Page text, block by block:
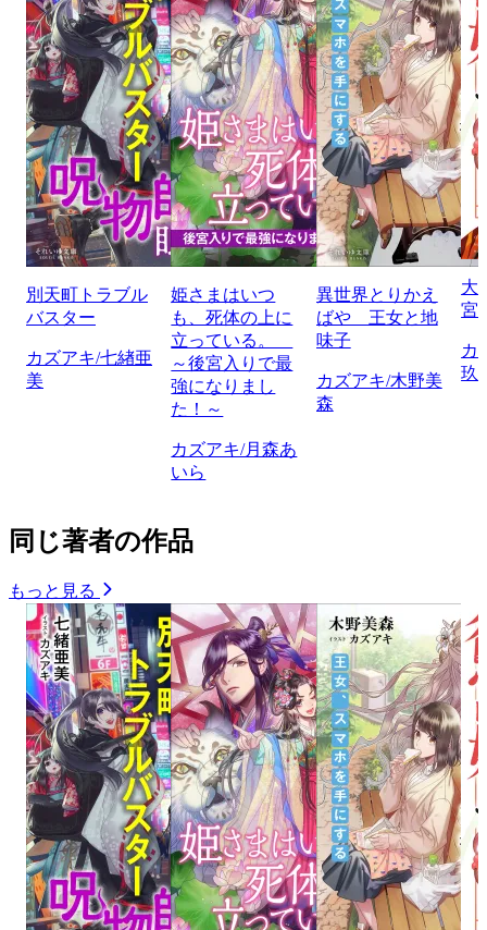
別天町トラブル
バスター
カズアキ/七緖亜
美
姫さまはいつ
も、死体の上に
立っている。
～後宮入りで最
強になりまし
た！～
カズアキ/月森あ
いら
異世界とりかえ
ばや 王女と地
味子
カズアキ/木野美
森
大
宮
カ
玖/
同じ著者の作品
もっと見る